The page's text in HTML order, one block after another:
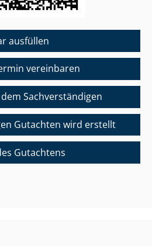
ausfüllen
vereinbaren
Sach­ver­stän­di­gen
Gutachten wird erstellt
Gutachtens